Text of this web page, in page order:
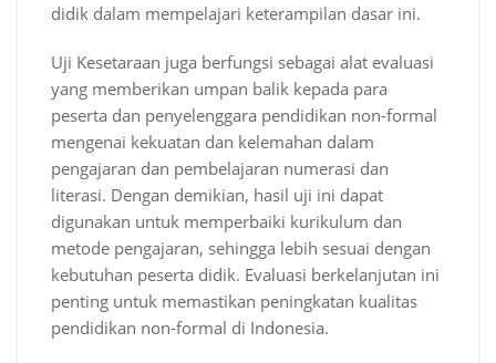
didik dalam mempelajari keterampilan dasar ini.
Uji Kesetaraan juga berfungsi sebagai alat evaluasi
yang memberikan umpan balik kepada para
peserta dan penyelenggara pendidikan non-formal
mengenai kekuatan dan kelemahan dalam
pengajaran dan pembelajaran numerasi dan
literasi. Dengan demikian, hasil uji ini dapat
digunakan untuk memperbaiki kurikulum dan
metode pengajaran, sehingga lebih sesuai dengan
kebutuhan peserta didik. Evaluasi berkelanjutan ini
penting untuk memastikan peningkatan kualitas
pendidikan non-formal di Indonesia.